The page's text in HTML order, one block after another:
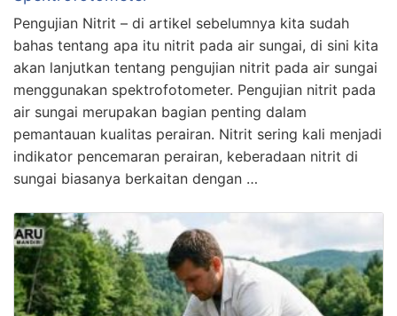
Pengujian Nitrit – di artikel sebelumnya kita sudah
bahas tentang apa itu nitrit pada air sungai, di sini kita
akan lanjutkan tentang pengujian nitrit pada air sungai
menggunakan spektrofotometer. Pengujian nitrit pada
air sungai merupakan bagian penting dalam
pemantauan kualitas perairan. Nitrit sering kali menjadi
indikator pencemaran perairan, keberadaan nitrit di
sungai biasanya berkaitan dengan …